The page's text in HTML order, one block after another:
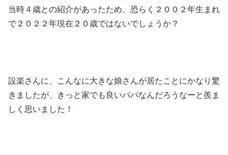
当時４歳との紹介があったため、恐らく２００２年生まれ
で２０２２年現在２０歳ではないでしょうか？
設楽さんに、こんなに大きな娘さんが居たことにかなり驚
きましたが、きっと家でも良いパパなんだろうなーと羨ま
しく思いました！